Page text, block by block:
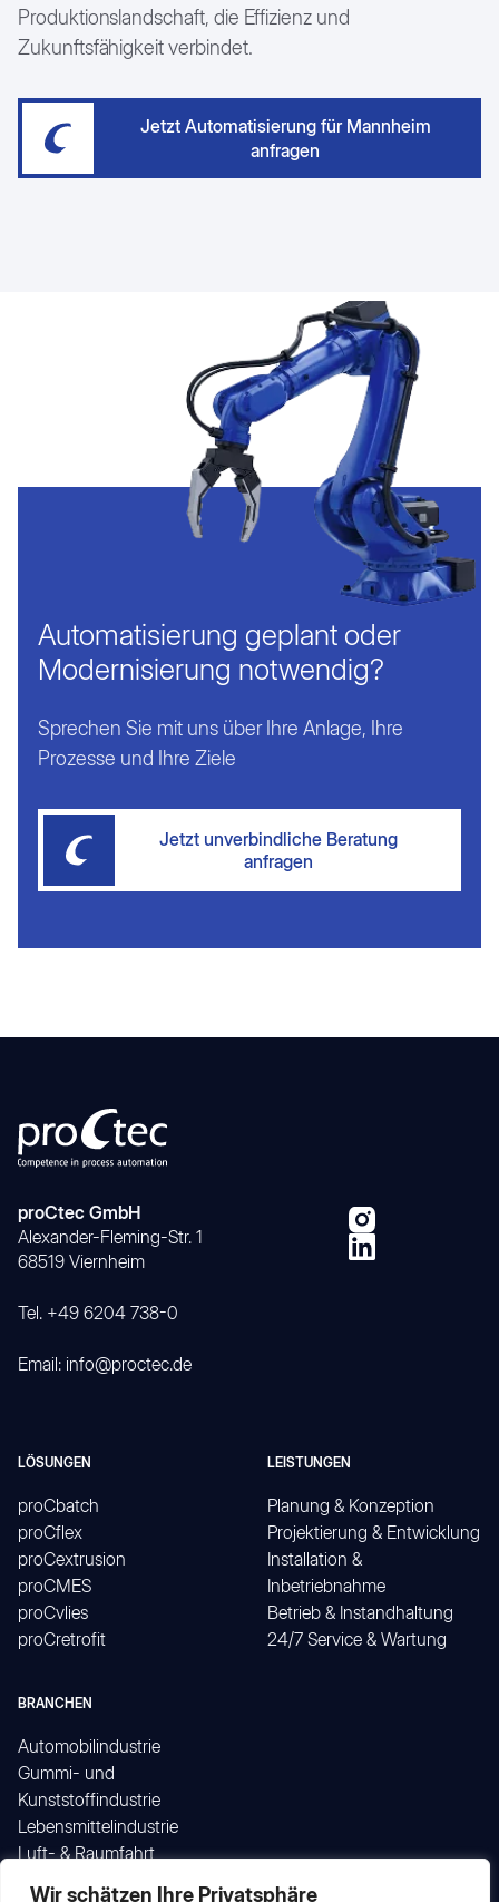
Wir schätzen Ihre Privatsphäre
Produktionslandschaft, die Effizienz und
Zukunftsfähigkeit verbindet.
Jetzt Automatisierung für Mannheim
anfragen
Automatisierung geplant oder
Modernisierung notwendig?
Sprechen Sie mit uns über Ihre Anlage, Ihre
Prozesse und Ihre Ziele
Jetzt unverbindliche Beratung
anfragen
proCtec GmbH
Alexander-Fleming-Str. 1
68519 Viernheim
Tel. +49 6204 738-0
Email: info@proctec.de
LÖSUNGEN
proCbatch
proCflex
proCextrusion
proCMES
proCvlies
proCretrofit
LEISTUNGEN
Planung & Konzeption
Projektierung & Entwicklung
Installation &
Inbetriebnahme
Betrieb & Instandhaltung
24/7 Service & Wartung
BRANCHEN
Automobilindustrie
Gummi- und
Kunststoffindustrie
Lebensmittelindustrie
Luft- & Raumfahrt